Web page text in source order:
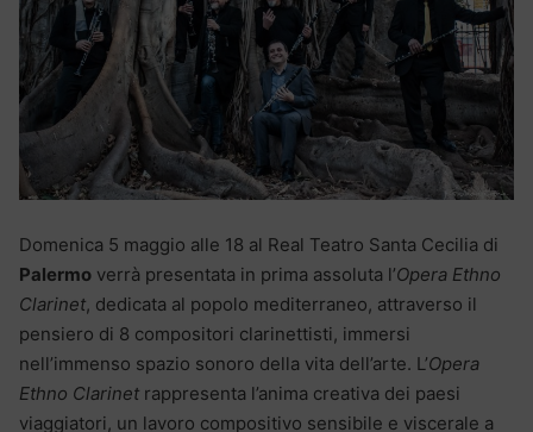
Domenica 5 maggio alle 18 al Real Teatro Santa Cecilia di
Palermo verrà presentata in prima assoluta l’Opera Ethno
Clarinet, dedicata al popolo mediterraneo, attraverso il
pensiero di 8 compositori clarinettisti, immersi
nell’immenso spazio sonoro della vita dell’arte. L’Opera
Ethno Clarinet rappresenta l’anima creativa dei paesi
viaggiatori, un lavoro compositivo sensibile e viscerale a